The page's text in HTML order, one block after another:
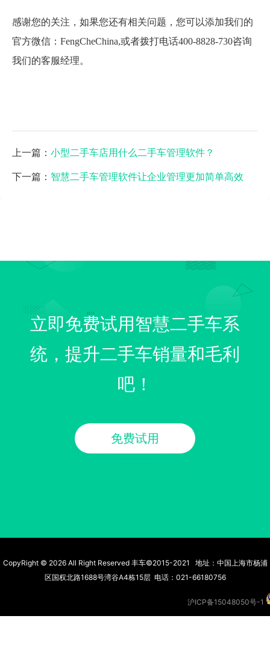
感谢您的关注，如果您还有相关问题，您可以添加我们的
官方微信：FengCheChina,或者拨打电话400-8828-730咨询
我们的客服经理。
上一篇： 小型二手车店用什么二手车管理软件？
下一篇： 智慧二手车管理软件让企业管理更加简单高效
立即免费试用智慧二手车系
统，提升二手车销量和毛利
吧！
免费试用
CopyRight © 2026 All Right Reserved 丰车©2015-2021 地址：中国上海市杨浦
区国权北路1688号湾谷A4栋15层 电话：021-66180756
沪ICP备15048050号-1